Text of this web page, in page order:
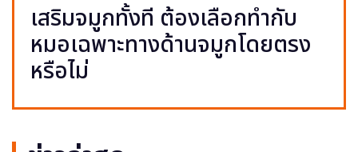
เสริมจมูกทั้งที ต้องเลือกทำกับ
หมอเฉพาะทางด้านจมูกโดยตรง
หรือไม่